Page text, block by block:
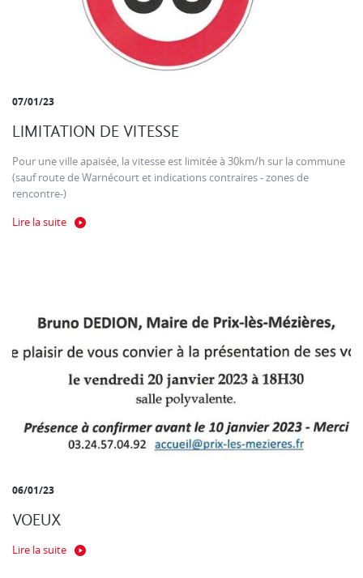
07/01/23
LIMITATION DE VITESSE
Pour une ville apaisée, la vitesse est limitée à 30km/h sur la commune
(sauf route de Warnécourt et indications contraires - zones de
rencontre-)
Lire la suite
06/01/23
VOEUX
Lire la suite